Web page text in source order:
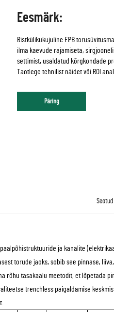
Eesmärk:
Ristkülikukujuline EPB
ilma kaevude rajamiseta,
settimist, usaldatud kõrgkondade
Taotlege tehnilist näidet või ROI
Päring
ja kanalite
torude jaoks, sobib see pinnase,
rõhu tasakaalu meetodit, et lõpetada
trenchless paigaldamise